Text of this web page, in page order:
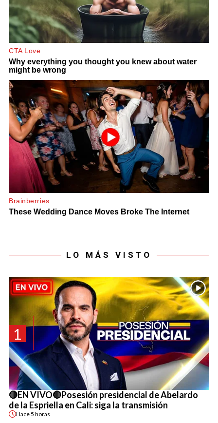
LO MÁS VISTO
1
🔴EN VIVO🔴Posesión presidencial de Abelardo
de la Espriella en Cali: siga la transmisión
Hace5 horas